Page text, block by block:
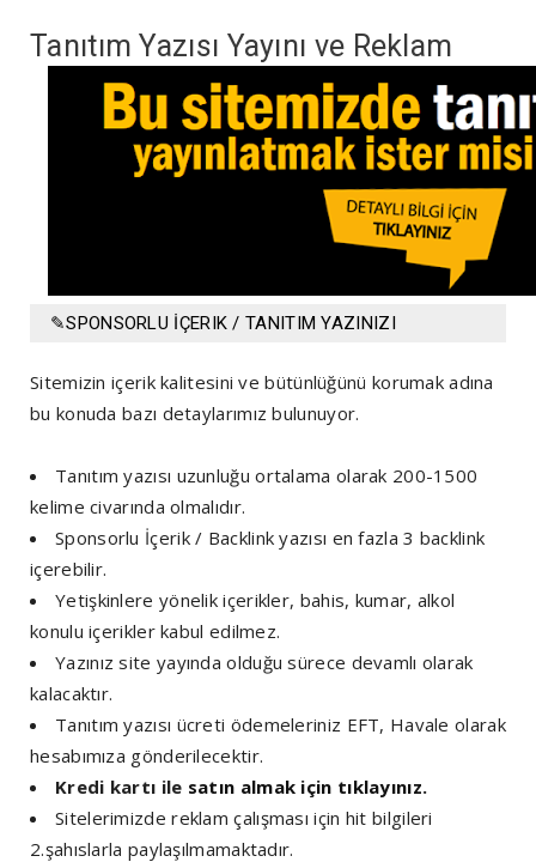
Tanıtım Yazısı Yayını ve Reklam
✎SPONSORLU İÇERIK / TANITIM YAZINIZI
Sitemizin içerik kalitesini ve bütünlüğünü korumak adına
bu konuda bazı detaylarımız bulunuyor.
Tanıtım yazısı uzunluğu ortalama olarak 200-1500
kelime civarında olmalıdır.
Sponsorlu İçerik / Backlink yazısı en fazla 3 backlink
içerebilir.
Yetişkinlere yönelik içerikler, bahis, kumar, alkol
konulu içerikler kabul edilmez.
Yazınız site yayında olduğu sürece devamlı olarak
kalacaktır.
Tanıtım yazısı ücreti ödemeleriniz EFT, Havale olarak
hesabımıza gönderilecektir.
Kredi kartı ile satın almak için tıklayınız.
Sitelerimizde reklam çalışması için hit bilgileri
2.şahıslarla paylaşılmamaktadır.